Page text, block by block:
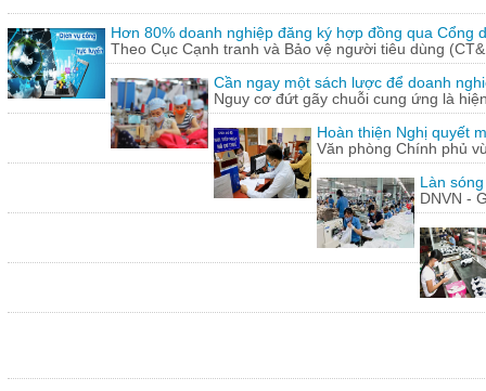
Hơn 80% doanh nghiệp đăng ký hợp đồng qua Cổng
Theo Cục Cạnh tranh và Bảo vệ người tiêu dùng
Cần ngay một sách lược để doanh
Nguy cơ đứt gãy chuỗi cung ứng là
Hoàn thiện Nghị quyết
Văn phòng Chính phủ
Làn
DNVN -